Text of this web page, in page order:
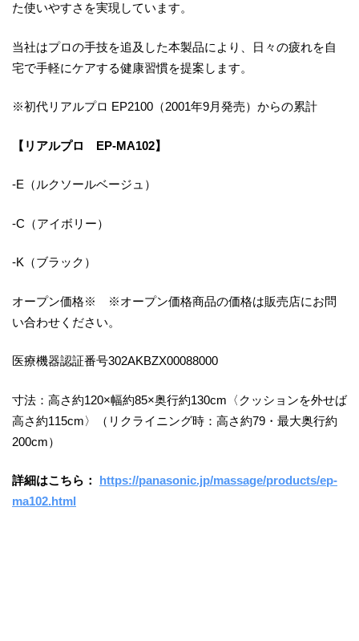
た使いやすさを実現しています。
当社はプロの手技を追及した本製品により、日々の疲れを自
宅で手軽にケアする健康習慣を提案します。
※初代リアルプロ EP2100（2001年9月発売）からの累計
【リアルプロ EP-MA102】
-E（ルクソールベージュ）
-C（アイボリー）
-K（ブラック）
オープン価格※ ※オープン価格商品の価格は販売店にお問
い合わせください。
医療機器認証番号302AKBZX00088000
寸法：高さ約120×幅約85×奥行約130cm〈クッションを外せば
高さ約115cm〉（リクライニング時：高さ約79・最大奥行約
200cm）
詳細はこちら： https://panasonic.jp/massage/products/ep-
ma102.html